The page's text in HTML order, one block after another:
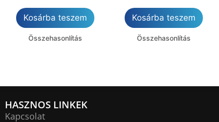
Kosárba teszem
Összehasonlítás
Kosárba teszem
Összehasonlítás
HASZNOS LINKEK
Kapcsolat